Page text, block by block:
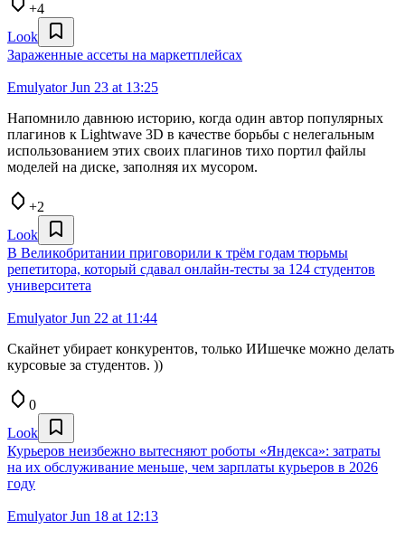
+4
Look
Зараженные ассеты на маркетплейсах
EmulyatorJun 23 at 13:25
Напомнило давнюю историю, когда один автор популярных
плагинов к Lightwave 3D в качестве борьбы с нелегальным
использованием этих своих плагинов тихо портил файлы
моделей на диске, заполняя их мусором.
+2
Look
В Великобритании приговорили к трём годам тюрьмы
репетитора, который сдавал онлайн-тесты за 124 студентов
университета
EmulyatorJun 22 at 11:44
Скайнет убирает конкурентов, только ИИшечке можно делать
курсовые за студентов. ))
0
Look
Курьеров неизбежно вытесняют роботы «Яндекса»: затраты
на их обслуживание меньше, чем зарплаты курьеров в 2026
году
EmulyatorJun 18 at 12:13